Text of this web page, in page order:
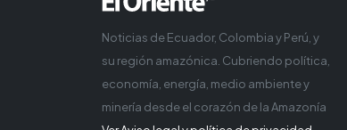
Noticias de Ecuador, Colombia y Perú, y
su región amazónica. Cubriendo política,
economía, energía, medio ambiente y
minería desde el corazón de la Amazonía